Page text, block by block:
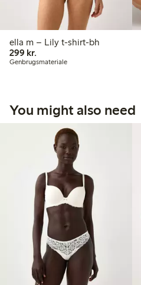
ella m – Lily t-shirt-bh
299 kr.
Genbrugsmateriale
You might also need